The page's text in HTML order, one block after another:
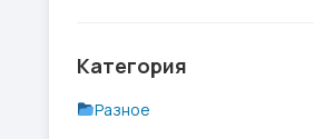
Категория
Разное